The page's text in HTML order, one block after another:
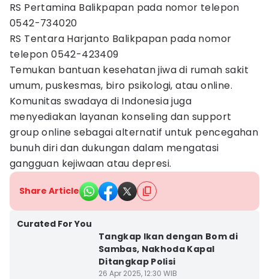
RS Pertamina Balikpapan pada nomor telepon
0542-734020
RS Tentara Harjanto Balikpapan pada nomor
telepon 0542-423409
Temukan bantuan kesehatan jiwa di rumah sakit
umum, puskesmas, biro psikologi, atau online.
Komunitas swadaya di Indonesia juga
menyediakan layanan konseling dan support
group online sebagai alternatif untuk pencegahan
bunuh diri dan dukungan dalam mengatasi
gangguan kejiwaan atau depresi.
Share Article
Curated For You
Tangkap Ikan dengan Bom di
Sambas, Nakhoda Kapal
Ditangkap Polisi
26 Apr 2025, 12:30 WIB